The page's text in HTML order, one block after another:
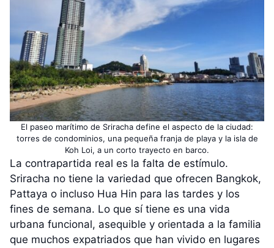
El paseo marítimo de Sriracha define el aspecto de la ciudad:
torres de condominios, una pequeña franja de playa y la isla de
Koh Loi, a un corto trayecto en barco.
La contrapartida real es la falta de estímulo.
Sriracha no tiene la variedad que ofrecen Bangkok,
Pattaya o incluso Hua Hin para las tardes y los
fines de semana. Lo que sí tiene es una vida
urbana funcional, asequible y orientada a la familia
que muchos expatriados que han vivido en lugares